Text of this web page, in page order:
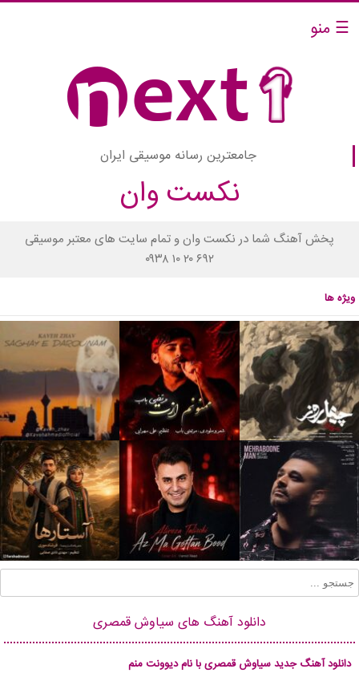
☰ منو
جامعترین رسانه موسیقی ایران
نکست وان
پخش آهنگ شما در نکست وان و تمام سایت های معتبر موسیقی
۰۹۳۸ ۱۰ ۲۰ ۶۹۲
ویژه ها
دانلود آهنگ های سیاوش قمصری
دانلود آهنگ جدید سیاوش قمصری با نام دیوونت منم